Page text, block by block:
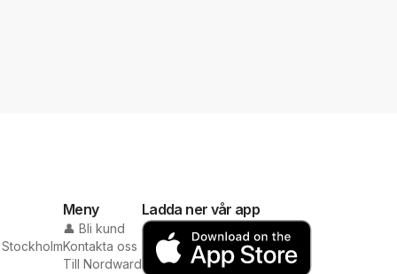
Meny
👤 Bli kund
Kontakta oss
Till Nordward
Ladda ner vår app